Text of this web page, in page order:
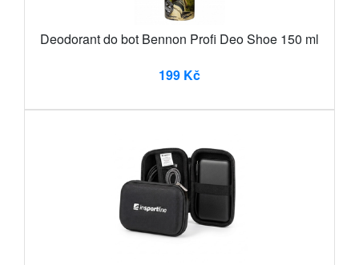
Deodorant do bot Bennon Profi Deo Shoe 150 ml
199 Kč